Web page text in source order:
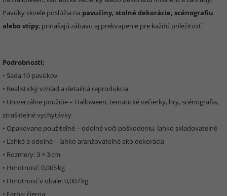
Pavúky skvele poslúžia na pavučiny, stolné dekorácie, scénografiu
alebo vtipy, prinášajú zábavu aj prekvapenie pre každú príležitosť.
Podrobnosti:
• Sada 10 pavúkov
• Realistický vzhľad a detailná reprodukcia
• Univerzálne použitie – Halloween, tematické večierky, hry, scénografia,
strašidelné vychytávky
• Opakovane použiteľné – odolné voči poškodeniu, ľahko skladovateľné
• Ľahké a odolné – ľahko aranžovateľné ako dekorácia
• Rozmery: 3 × 3 cm
• Hmotnosť: 0,005 kg
• Hmotnosť v obale: 0,007 kg
• Farba: čierna